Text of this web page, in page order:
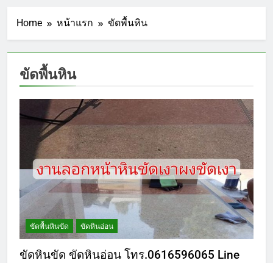
Home หน้าแรก ขัดพื้นหิน
ขัดพื้นหิน
ขัดพื้นหินขัด ขัดหินอ่อน
ขัดหินขัด ขัดหินอ่อน โทร.0616596065 Line